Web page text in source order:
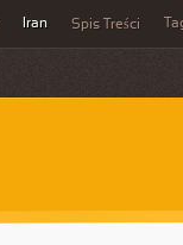
Iran Spis Treści